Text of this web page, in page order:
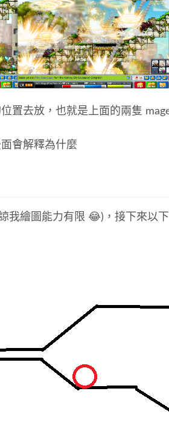
置去放，也就是上面的兩隻
會解釋為什麼
我繪圖能力有限 😂)，接下來以